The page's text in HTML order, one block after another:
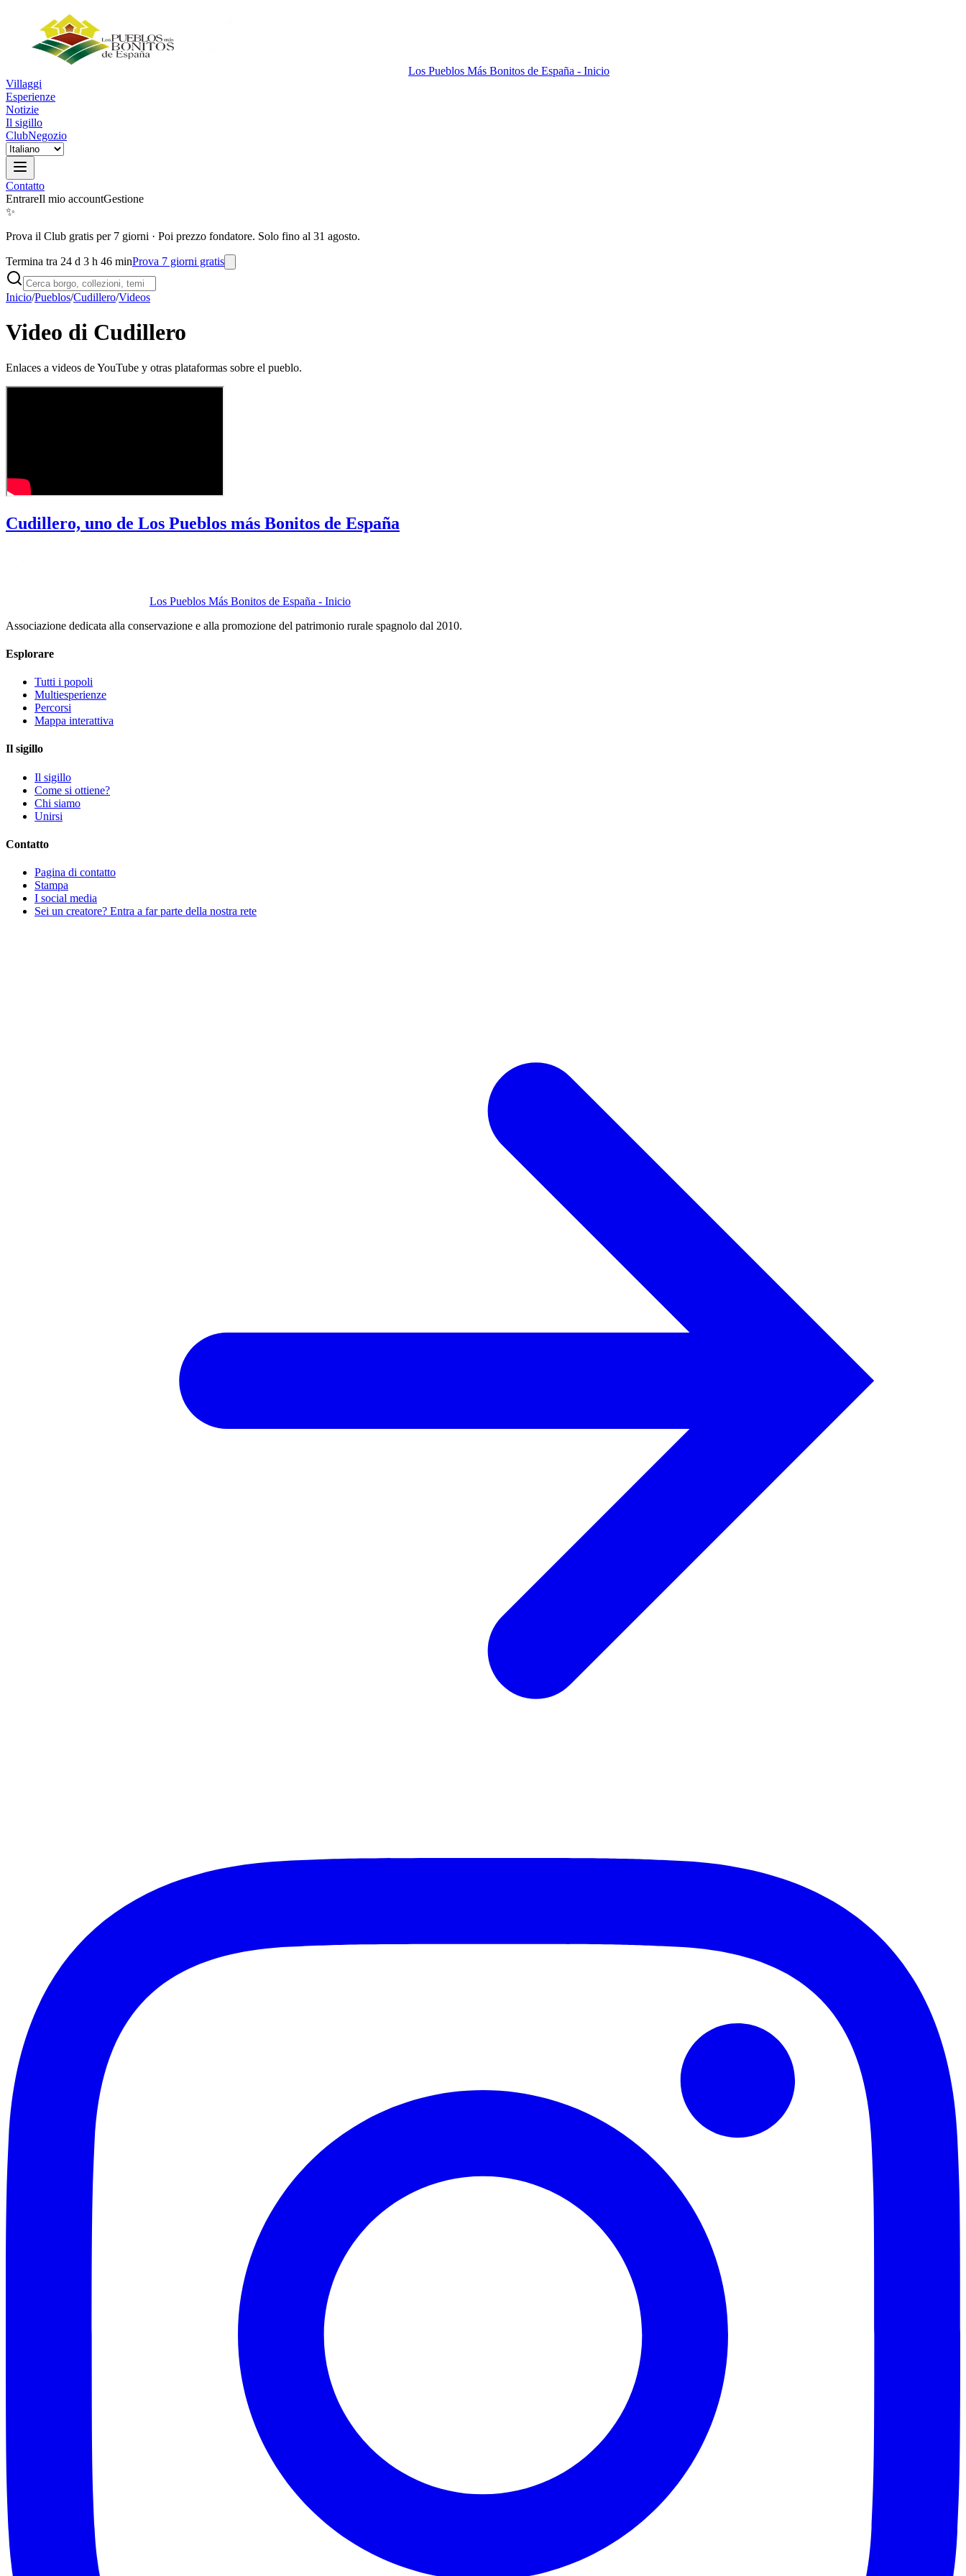
Los Pueblos Más Bonitos de España - Inicio
Villaggi
Esperienze
Notizie
Il sigillo
ClubNegozio
Contatto
EntrareIl mio accountGestione
✨
Prova il Club gratis per 7 giorni · Poi prezzo fondatore. Solo fino al 31 agosto.
Termina tra 24 d 3 h 46 minProva 7 giorni gratis
Inicio/Pueblos/Cudillero/Videos
Video di Cudillero
Enlaces a videos de YouTube y otras plataformas sobre el pueblo.
Cudillero, uno de Los Pueblos más Bonitos de España
Los Pueblos Más Bonitos de España - Inicio
Associazione dedicata alla conservazione e alla promozione del patrimonio rurale spagnolo dal 2010.
Esplorare
Tutti i popoli
Multiesperienze
Percorsi
Mappa interattiva
Il sigillo
Il sigillo
Come si ottiene?
Chi siamo
Unirsi
Contatto
Pagina di contatto
Stampa
I social media
Sei un creatore? Entra a far parte della nostra rete